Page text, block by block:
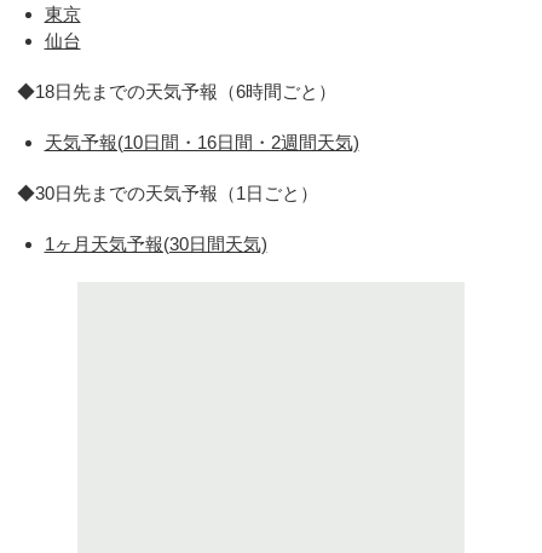
東京
仙台
◆18日先までの天気予報（6時間ごと）
天気予報(10日間・16日間・2週間天気)
◆30日先までの天気予報（1日ごと）
1ヶ月天気予報(30日間天気)